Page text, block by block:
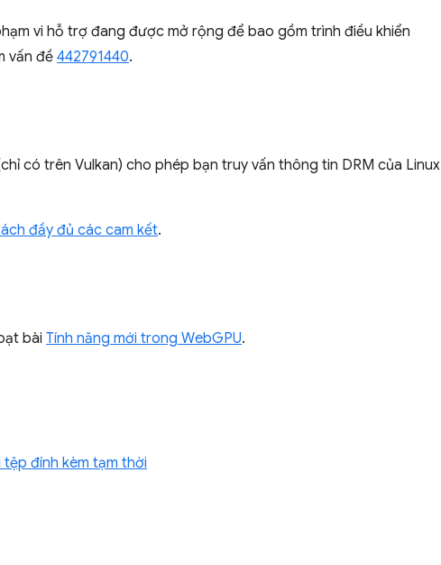
vi hỗ trợ đang được mở rộng để bao gồm trình điều khiển
vấn đề 442791440.
có trên Vulkan) cho phép bạn truy vấn thông tin DRM của Linux
đầy đủ các cam kết.
bài Tính năng mới trong WebGPU.
đính kèm tạm thời